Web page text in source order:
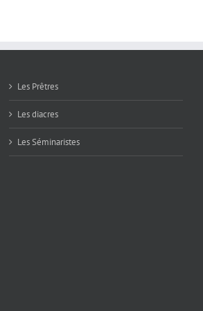
Les Prêtres
Les diacres
Les Séminaristes